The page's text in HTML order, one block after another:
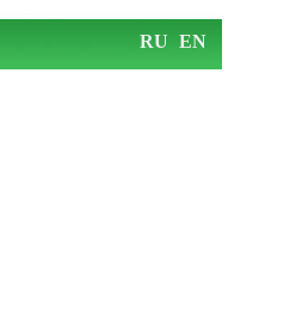
RU EN